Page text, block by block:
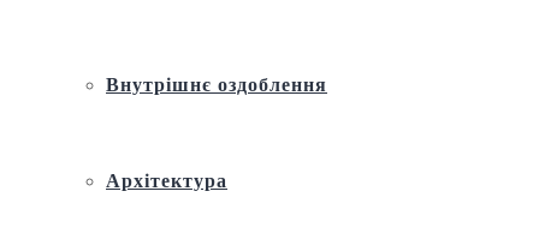
Внутрішнє оздоблення
Архітектура